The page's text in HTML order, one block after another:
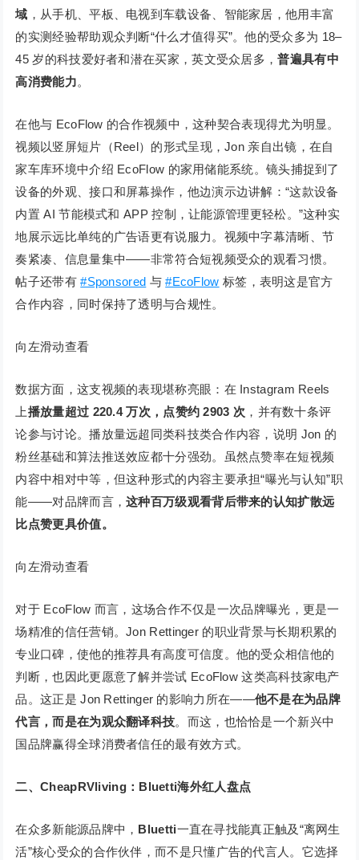
域 ，从手机、平板、电视到车载设备、智能家居，他用丰富
的实测经验帮助观众判断“什么才值得买”。他的受众多为 18–
45 岁的科技爱好者和潜在买家，英文受众居多，普遍具有中
高消费能力。
在他与 EcoFlow 的合作视频中，这种契合表现得尤为明显。
视频以竖屏短片（Reel）的形式呈现，Jon 亲自出镜，在自
家车库环境中介绍 EcoFlow 的家用储能系统。镜头捕捉到了
设备的外观、接口和屏幕操作，他边演示边讲解：“这款设备
内置 AI 节能模式和 APP 控制，让能源管理更轻松。”这种实
地展示远比单纯的广告语更有说服力。视频中字幕清晰、节
奏紧凑、信息量集中——非常符合短视频受众的观看习惯。
帖子还带有#Sponsored 与#EcoFlow 标签，表明这是官方
合作内容，同时保持了透明与合规性。
向左滑动查看
数据方面，这支视频的表现堪称亮眼：在 Instagram Reels
上播放量超过 220.4 万次，点赞约 2903 次 ，并有数十条评
论参与讨论。播放量远超同类科技类合作内容，说明 Jon 的
粉丝基础和算法推送效应都十分强劲。虽然点赞率在短视频
内容中相对中等，但这种形式的内容主要承担“曝光与认知”职
能——对品牌而言，这种百万级观看背后带来的认知扩散远
比点赞更具价值。
向左滑动查看
对于 EcoFlow 而言，这场合作不仅是一次品牌曝光，更是一
场精准的信任营销。Jon Rettinger 的职业背景与长期积累的
专业口碑，使他的推荐具有高度可信度。他的受众相信他的
判断，也因此更愿意了解并尝试 EcoFlow 这类高科技家电产
品。这正是 Jon Rettinger 的影响力所在——他不是在为品牌
代言，而是在为观众翻译科技。而这，也恰恰是一个新兴中
国品牌赢得全球消费者信任的最有效方式。
二、CheapRVliving：Bluetti海外红人盘点
在众多新能源品牌中， Bluetti一直在寻找能真正触及“离网生
活”核心受众的合作伙伴，而不是只懂广告的代言人。它选择